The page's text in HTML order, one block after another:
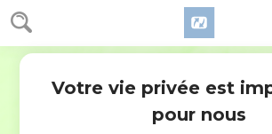
Ezéchiel 14
fils ni filles, mais eux seuls seront délivrés.
19 Ou si j’envoie la peste dans ce pays, si
lui ma fureur par la mortalité, pour en
vivant ! – oracle du Seigneur, l’Éternel –,
Votre vie privée est
pour nous